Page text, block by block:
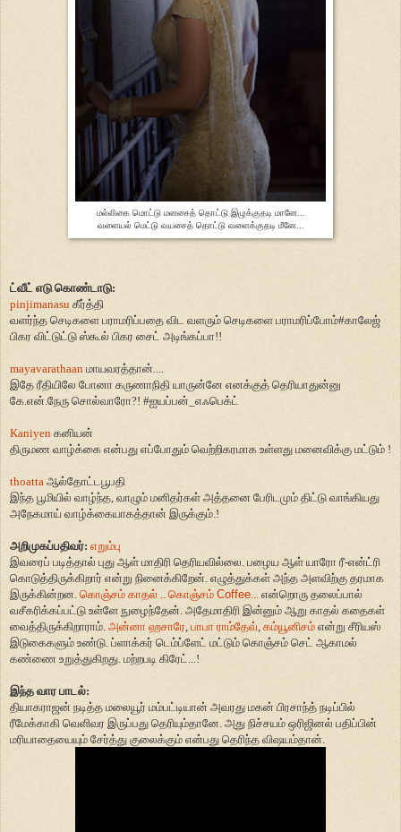
மல்லிகை மொட்டு மனசைத் தொட்டு இழுக்குதடி மானே...
வளையல் மெட்டு வயசைத் தொட்டு வளைக்குதடி மீனே...
ட்வீட் எடு கொண்டாடு:
pinjimanasu கீர்த்தி
வளர்ந்த செடிகளை பராமரிப்பதை விட வளரும் செடிகளை பராமரிப்போம்#காலேஜ்
பிகர விட்டுட்டு ஸ்கூல் பிகர சைட் அடிங்கப்பா!!
mayavarathaan மாயவரத்தான்....
இதே ரீதியிலே போனா கருணாநிதி யாருன்னே எனக்குத் தெரியாதுன்னு
கே.என்.நேரு சொல்வாரோ?! #ஐயப்பன் எஃபெக்ட்
Kaniyen கனியன்
திருமண வாழ்க்கை என்பது எப்போதும் வெற்றிகரமாக உள்ளது மனைவிக்கு மட்டும் !
thoatta ஆல்தோட்டபூபதி
இந்த பூமியில் வாழ்ந்த வாழும் மனிதர்கள் அத்தனை பேரிடமும் திட்டு வாங்கியது
அநேகமாய் வாழ்க்கையாகத்தான் இருக்கும்.!
அறிமுகப்பதிவர்: எறும்பு
இவரைப் படித்தால் புது ஆள் மாதிரி தெரியவில்லை. பழைய ஆள் யாரோ ரீ-என்ட்ரி
கொடுத்திருக்கிறார் என்று நினைக்கிறேன். எழுத்துக்கள் அந்த அளவிற்கு தரமாக
இருக்கின்றன. கொஞ்சம் காதல் .. கொஞ்சம் Coffee
என்றொரு தலைப்பால்
வசீகரிக்கப்பட்டு உள்ளே நுழைந்தேன். அதேமாதிரி இன்னும் ஆறு காதல் கதைகள்
வைத்திருக்கிறாராம். அன்னா ஹசாரே பாபா ராம்தேவ் கம்யூனிசம் என்று சீரியஸ்
இடுகைகளும் உண்டு. ப்ளாக்கர் டெம்ப்ளேட் மட்டும் கொஞ்சம் செட் ஆகாமல்
கண்ணை உறுத்துகிறது. மற்றபடி கிரேட்...!
இந்த வார பாடல்:
தியாகராஜன் நடித்த மலையூர் மம்பட்டியான் அவரது மகன் பிரசாந்த் நடிப்பில்
ரீமேக்காகி வெளிவர இருப்பது தெரியும்தானே. அது நிச்சயம் ஒரிஜினல் பதிப்பின்
மரியாதையையும் சேர்த்து குலைக்கும் என்பது தெரிந்த விஷயம்தான்.